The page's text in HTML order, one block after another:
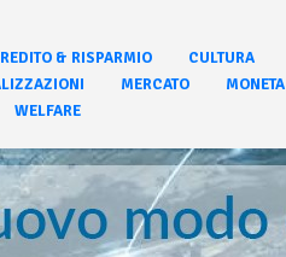
& RISPARMIO CULTURA
MERCATO MONETA
WELFARE